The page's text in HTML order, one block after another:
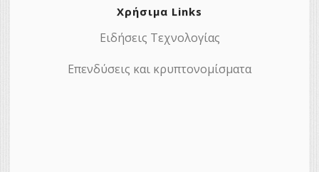
Χρήσιμα Links
Ειδήσεις Τεχνολογίας
Επενδύσεις και κρυπτονομίσματα